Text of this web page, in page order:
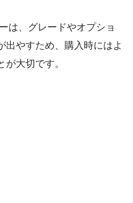
は、グレードやオプショ
出やすため、購入時にはよ
が大切です。